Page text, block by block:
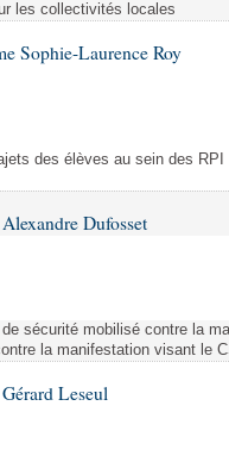
les collectivités locales
Sophie-Laurence Roy
des élèves au sein des
Dufosset
sécurité mobilisé contre la
la manifestation visant le
Leseul